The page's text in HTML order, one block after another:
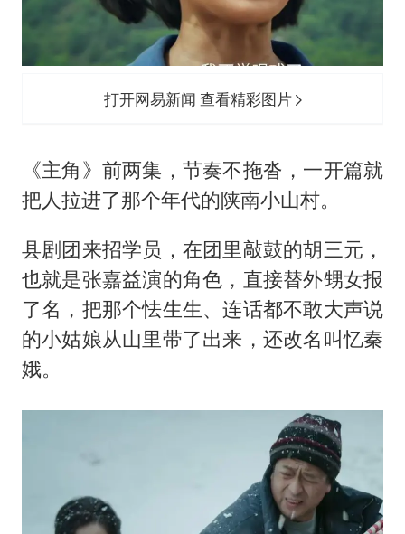
打开网易新闻 查看精彩图片
《主角》前两集，节奏不拖沓，一开篇就
把人拉进了那个年代的陕南小山村。
县剧团来招学员，在团里敲鼓的胡三元，
也就是张嘉益演的角色，直接替外甥女报
了名，把那个怯生生、连话都不敢大声说
的小姑娘从山里带了出来，还改名叫忆秦
娥。